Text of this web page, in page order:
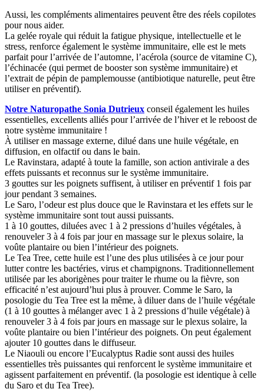
Aussi, les compléments alimentaires peuvent être des réels copilotes
pour nous aider.
La gelée royale qui réduit la fatigue physique, intellectuelle et le
stress, renforce également le système immunitaire, elle est le mets
parfait pour l’arrivée de l’automne, l’acérola (source de vitamine C),
l’échinacée (qui permet de booster son système immunitaire) et
l’extrait de pépin de pamplemousse (antibiotique naturelle, peut être
utiliser en préventif).
Notre Naturopathe Sonia Dutrieux conseil également les huiles
essentielles, excellents alliés pour l’arrivée de l’hiver et le reboost de
notre système immunitaire !
À utiliser en massage externe, dilué dans une huile végétale, en
diffusion, en olfactif ou dans le bain.
Le Ravinstara, adapté à toute la famille, son action antivirale a des
effets puissants et reconnus sur le système immunitaire.
3 gouttes sur les poignets suffisent, à utiliser en préventif 1 fois par
jour pendant 3 semaines.
Le Saro, l’odeur est plus douce que le Ravinstara et les effets sur le
système immunitaire sont tout aussi puissants.
1 à 10 gouttes, diluées avec 1 à 2 pressions d’huiles végétales, à
renouveler 3 à 4 fois par jour en massage sur le plexus solaire, la
voûte plantaire ou bien l’intérieur des poignets.
Le Tea Tree, cette huile est l’une des plus utilisées à ce jour pour
lutter contre les bactéries, virus et champignons. Traditionnellement
utilisée par les aborigènes pour traiter le rhume ou la fièvre, son
efficacité n’est aujourd’hui plus à prouver. Comme le Saro, la
posologie du Tea Tree est la même, à diluer dans de l’huile végétale
(1 à 10 gouttes à mélanger avec 1 à 2 pressions d’huile végétale) à
renouveler 3 à 4 fois par jours en massage sur le plexus solaire, la
voûte plantaire ou bien l’intérieur des poignets. On peut également
ajouter 10 gouttes dans le diffuseur.
Le Niaouli ou encore l’Eucalyptus Radie sont aussi des huiles
essentielles très puissantes qui renforcent le système immunitaire et
agissent parfaitement en préventif. (la posologie est identique à celle
du Saro et du Tea Tree).